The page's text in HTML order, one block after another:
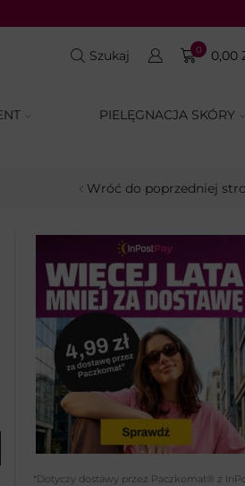
Szukaj 0 0,00
PIELĘGNACJA SKÓRY
Wróć do poprzedniej
*Dotyczy dostawy przez Paczkomat® z